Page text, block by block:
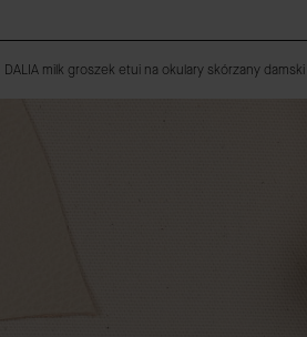
DALIA milk groszek etui na okulary skórzany